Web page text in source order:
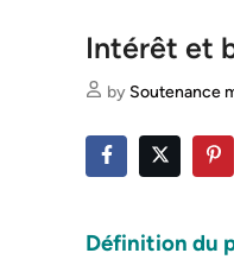
Intérêt et
by Soutenance
Définition du